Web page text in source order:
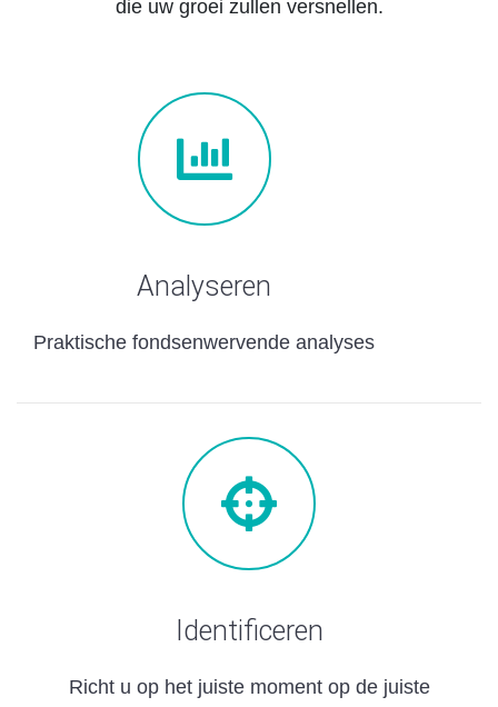
die uw groei zullen versnellen.
Analyseren
Praktische fondsenwervende analyses
Identificeren
Richt u op het juiste moment op de juiste